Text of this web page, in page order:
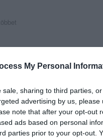
My Personal
sale, sharing to third parties,
advertising by us,
note that after your opt-out
ads based on personal
parties prior to your opt-out.
Parkoló